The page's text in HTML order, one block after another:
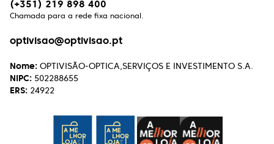
(+351) 219 898 400
Chamada para a rede fixa nacional.
optivisao@optivisao.pt
Nome: OPTIVISÃO-OPTICA,SERVIÇOS E INVESTIMENTO S.A.
NIPC: 502288655
ERS: 24922